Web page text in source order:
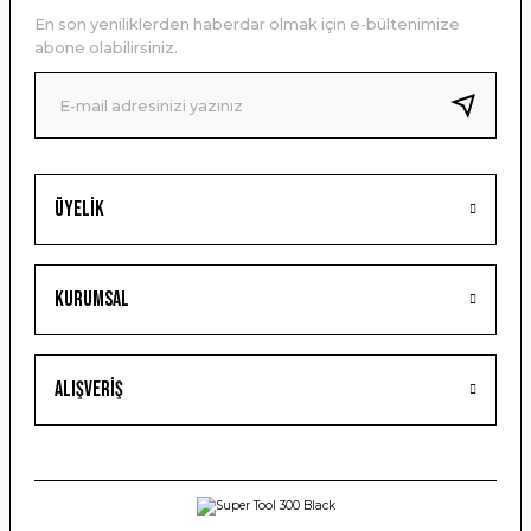
Ürün bilgilerinde hatalar bulunuyor.
Ürün fiyatı diğer sitelerden daha pahalı.
Bu ürüne benzer farklı alternatifler olmalı.
Üyelik
Kurumsal
Alışveriş
En son yeniliklerden haberdar olmak için e-bültenimize
abone olabilirsiniz.